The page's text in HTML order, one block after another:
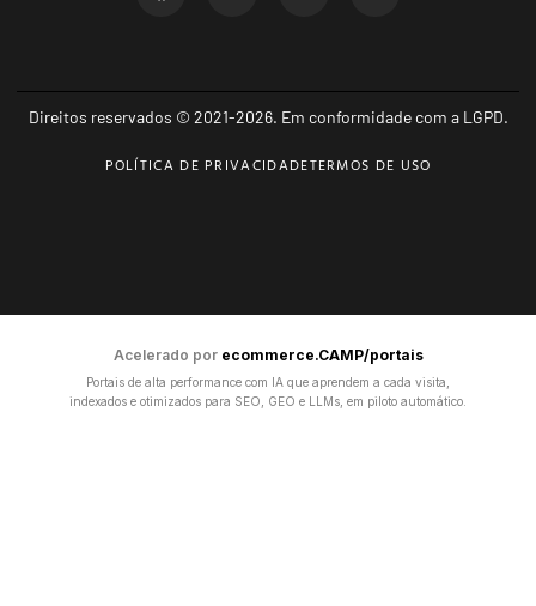
Direitos reservados © 2021-2026. Em conformidade com a LGPD.
POLÍTICA DE PRIVACIDADETERMOS DE USO
Acelerado por ecommerce.CAMP/portais
Portais de alta performance com IA que aprendem a cada visita,
indexados e otimizados para SEO, GEO e LLMs, em piloto automático.